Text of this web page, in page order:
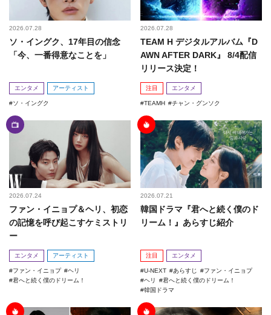
2026.07.28
ソ・イングク、17年目の信念
「今、一番得意なことを」
エンタメ アーティスト
ソ・イングク
2026.07.28
TEAM H デジタルアルバム『D
AWN AFTER DARK』 8/4配信
リリース決定！
注目 エンタメ
TEAMH チャン・グンソク
2026.07.24
ファン・イニョプ＆ヘリ、初恋
の記憶を呼び起こすケミストリ
ー
エンタメ アーティスト
ファン・イニョプ
ヘリ
君へと続く僕のドリーム！
2026.07.21
韓国ドラマ『君へと続く僕のド
リーム！』あらすじ紹介
注目 エンタメ
U-NEXT あらすじ
ファン・イニョプ
ヘリ
君へと続く僕のドリーム！
韓国ドラマ